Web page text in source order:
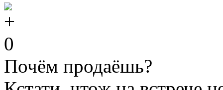
0
Почём продаёшь?